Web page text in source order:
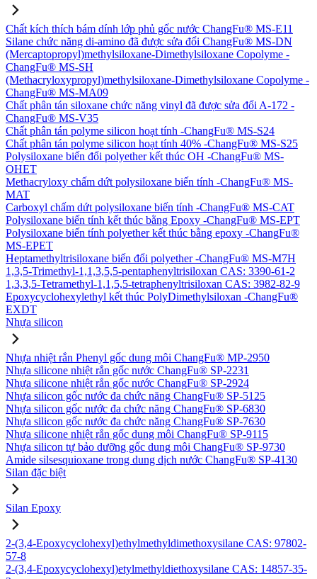
Chất kích thích bám dính lớp phủ gốc nước ChangFu® MS-E11
Silane chức năng di-amino đã được sửa đổi ChangFu® MS-DN
(Mercaptopropyl)methylsiloxane-Dimethylsiloxane Copolyme -
ChangFu® MS-SH
(Methacryloxypropyl)methylsiloxane-Dimethylsiloxane Copolyme -
ChangFu® MS-MA09
Chất phân tán siloxane chức năng vinyl đã được sửa đổi A-172 -
ChangFu® MS-V35
Chất phân tán polyme silicon hoạt tính -ChangFu® MS-S24
Chất phân tán polyme silicon hoạt tính 40% -ChangFu® MS-S25
Polysiloxane biến đổi polyether kết thúc OH -ChangFu® MS-
OHET
Methacryloxy chấm dứt polysiloxane biến tính -ChangFu® MS-
MAT
Carboxyl chấm dứt polysiloxane biến tính -ChangFu® MS-CAT
Polysiloxane biến tính kết thúc bằng Epoxy -ChangFu® MS-EPT
Polysiloxane biến tính polyether kết thúc bằng epoxy -ChangFu®
MS-EPET
Heptamethyltrisiloxane biến đổi polyether -ChangFu® MS-M7H
1,3,5-Trimethyl-1,1,3,5,5-pentaphenyltrisiloxan CAS: 3390-61-2
1,3,3,5-Tetramethyl-1,1,5,5-tetraphenyltrisiloxan CAS: 3982-82-9
Epoxycyclohexylethyl kết thúc PolyDimethylsiloxan -ChangFu®
EXDT
Nhựa silicon
Nhựa nhiệt rắn Phenyl gốc dung môi ChangFu® MP-2950
Nhựa silicone nhiệt rắn gốc nước ChangFu® SP-2231
Nhựa silicone nhiệt rắn gốc nước ChangFu® SP-2924
Nhựa silicon gốc nước đa chức năng ChangFu® SP-5125
Nhựa silicon gốc nước đa chức năng ChangFu® SP-6830
Nhựa silicon gốc nước đa chức năng ChangFu® SP-7630
Nhựa silicone nhiệt rắn gốc dung môi ChangFu® SP-9115
Nhựa silicon tự bảo dưỡng gốc dung môi ChangFu® SP-9730
Amide silsesquioxane trong dung dịch nước ChangFu® SP-4130
Silan đặc biệt
Silan Epoxy
2-(3,4-Epoxycyclohexyl)ethylmethyldimethoxysilane CAS: 97802-
57-8
2-(3,4-Epoxycyclohexyl)etylmethyldiethoxysilane CAS: 14857-35-